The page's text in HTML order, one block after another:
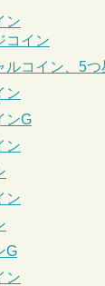
ン
コイン
ルコイン、5
ン
ンG
ン
ン
G
ン